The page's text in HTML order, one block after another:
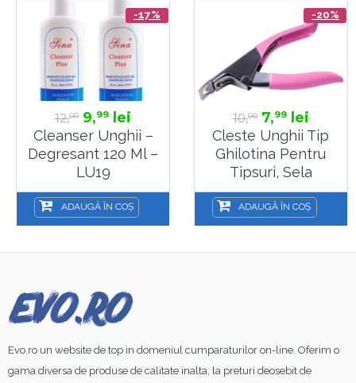
-17%
12,00 9,99 lei
Cleanser Unghii –
Degresant 120 Ml –
LU19
ADAUGĂ ÎN COȘ
-20%
10,00 7,99lei
Cleste Unghii Tip
Ghilotina Pentru
Tipsuri, Sela
ADAUGĂ ÎN COȘ
Evo.ro un website de top in domeniul cumparaturilor on-line. Oferim o
gama diversa de produse de calitate inalta, la preturi deosebit de